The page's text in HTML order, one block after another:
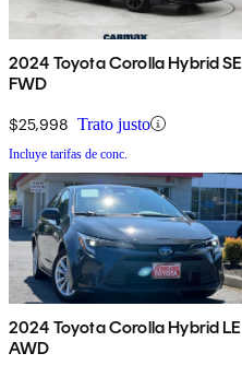
2024 Toyota Corolla Hybrid SE
FWD
$25,998 Trato justo
Incluye tarifas de conc.
2024 Toyota Corolla Hybrid LE
AWD